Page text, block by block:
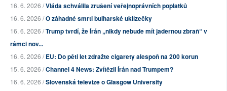
16. 6. 2026 /Vláda schválila zrušení veřejnoprávních poplatků
16. 6. 2026 /O záhadné smrti bulharské uklízečky
16. 6. 2026 /Trump tvrdí, že Írán „nikdy nebude mít jadernou zbraň“ v
rámci nov...
16. 6. 2026 /EU: Do pěti let zdražte cigarety alespoň na 200 korun
15. 6. 2026 /Channel 4 News: Zvítězil Írán nad Trumpem?
16. 6. 2026 /Slovenská televize o Glasgow University